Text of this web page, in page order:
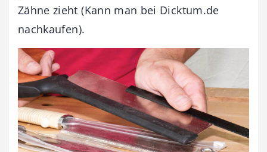
Zähne zieht (Kann man bei Dicktum.de
nachkaufen).